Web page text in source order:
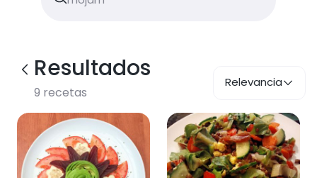
Resultados
9 recetas
Relevancia